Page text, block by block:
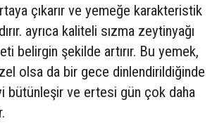
çıkarır ve yemeğe karakteristik
ayrıca kaliteli sızma zeytinyağı
belirgin şekilde artırır. Bu yemek,
olsa da bir gece dinlendirildiğinde
bütünleşir ve ertesi gün çok daha